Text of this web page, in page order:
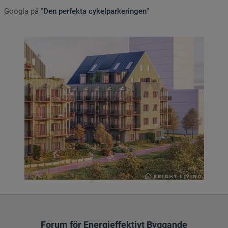
Googla på ”Den perfekta cykelparkeringen”
Forum för Energieffektivt Byggande